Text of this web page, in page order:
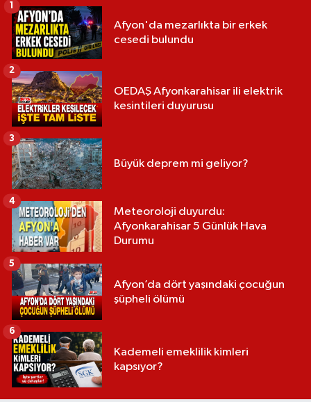
Afyon'da mezarlıkta bir erkek
cesedi bulundu
1
OEDAŞ Afyonkarahisar ili elektrik
kesintileri duyurusu
2
Büyük deprem mi geliyor?
3
Meteoroloji duyurdu:
Afyonkarahisar 5 Günlük Hava
Durumu
4
Afyon’da dört yaşındaki çocuğun
şüpheli ölümü
5
Kademeli emeklilik kimleri
kapsıyor?
6